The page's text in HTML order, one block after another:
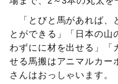
「とびと馬があれば、
とができる」「日本の山
わずにに材を出せる」「
せる馬搬はアニマルカー
さんはおっしゃいます。